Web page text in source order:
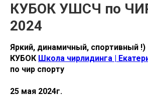
КУБОК УШСЧ по
2024
Яркий, динамичный, спортивный !)
КУБОК Школа чирлидинга |
по чир спорту
25 мая 2024г.